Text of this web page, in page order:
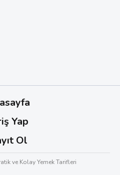
Yap
Ol
ve Kolay Yemek Tarifleri